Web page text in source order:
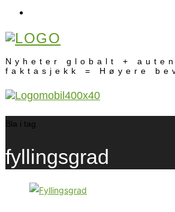
Nyheter globalt +
faktasjekk = Høyere
Bla i tag
fyllingsgrad